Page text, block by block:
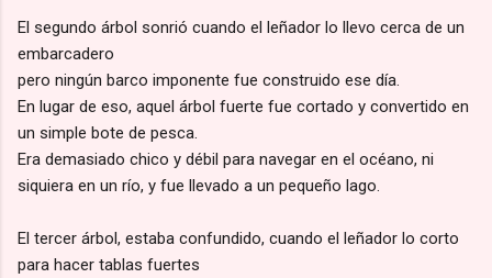
El segundo árbol sonrió cuando el leñador lo llevo cerca de un
embarcadero
pero ningún barco imponente fue construido ese día.
En lugar de eso, aquel árbol fuerte fue cortado y convertido en
un simple bote de pesca.
Era demasiado chico y débil para navegar en el océano, ni
siquiera en un río, y fue llevado a un pequeño lago.
El tercer árbol, estaba confundido, cuando el leñador lo corto
para hacer tablas fuertes